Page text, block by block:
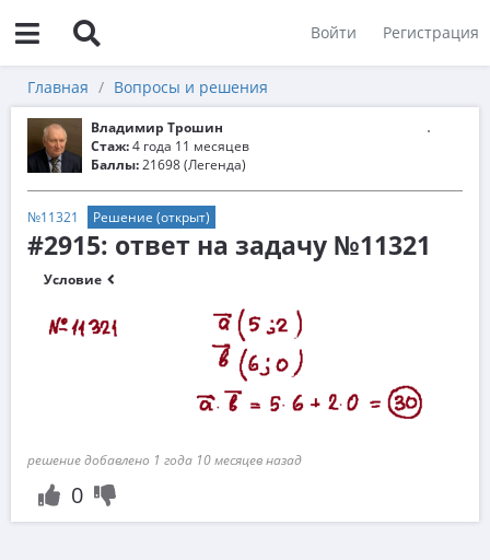
Войти Регистрация
Главная Вопросы и решения
Владимир Трошин
Стаж:4 года 11 месяцев
Баллы:21698 (Легенда)
№11321 Решение (открыт)
#2915: ответ на задачу №11321
Условие
решение добавлено 1 года 10 месяцев назад
0